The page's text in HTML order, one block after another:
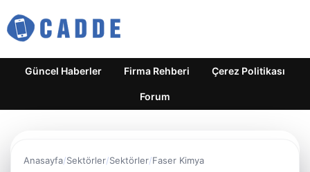
Güncel Haberler Firma Rehberi Çerez Politikası
Forum
Anasayfa Sektörler Sektörler Faser Kimya